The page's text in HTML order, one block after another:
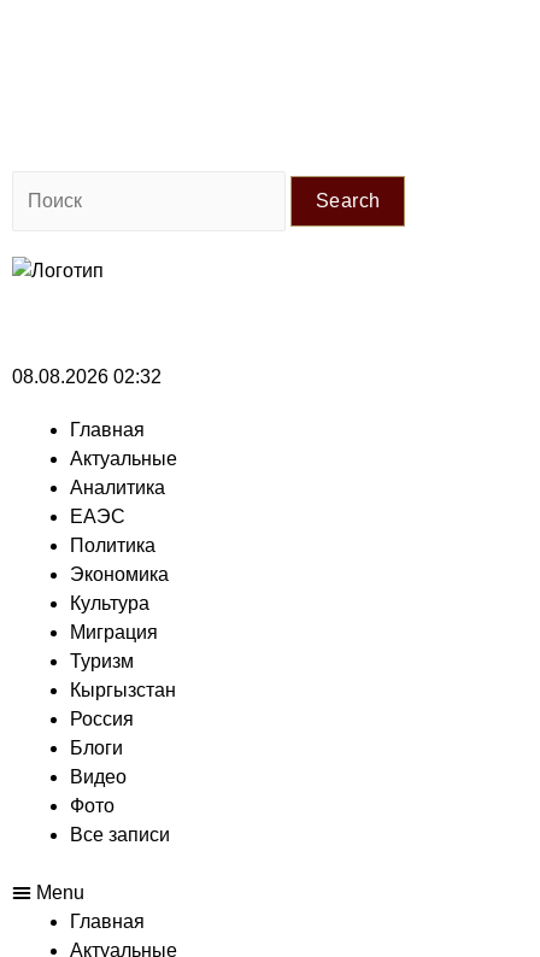
Search
08.08.2026 02:32
Главная
Актуальные
Аналитика
ЕАЭС
Политика
Экономика
Культура
Миграция
Туризм
Кыргызстан
Россия
Блоги
Видео
Фото
Все записи
Menu
Главная
Актуальные